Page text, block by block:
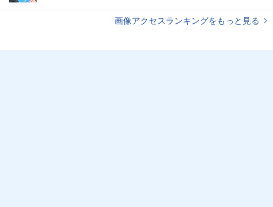
画像アクセスランキングをもっと見る